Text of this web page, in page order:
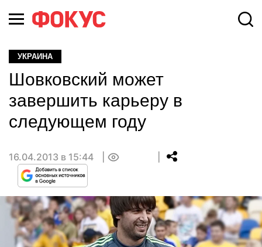
УКРАИНА
Шовковский может
завершить карьеру в
следующем году
16.04.2013 в 15:44